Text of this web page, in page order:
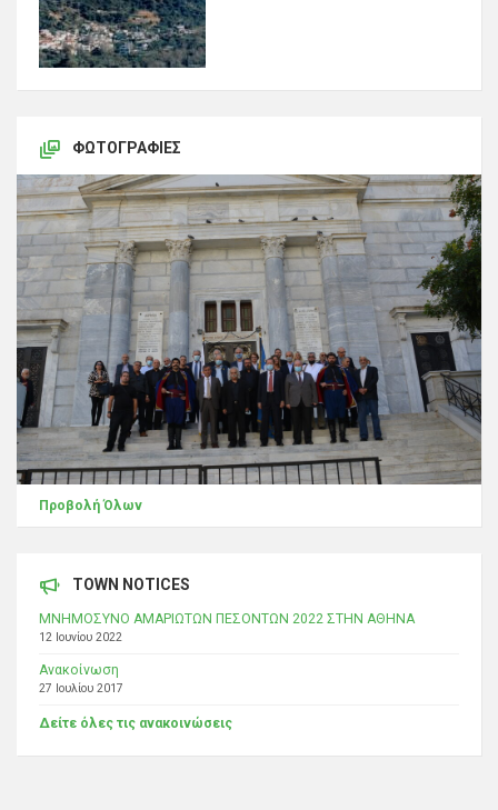
ΦΩΤΟΓΡΑΦΊΕΣ
Προβολή Όλων
TOWN NOTICES
ΜΝΗΜΟΣΥΝΟ ΑΜΑΡΙΩΤΩΝ ΠΕΣΟΝΤΩΝ 2022 ΣΤΗΝ ΑΘΗΝΑ
12 Ιουνίου 2022
Ανακοίνωση
27 Ιουλίου 2017
Δείτε όλες τις ανακοινώσεις